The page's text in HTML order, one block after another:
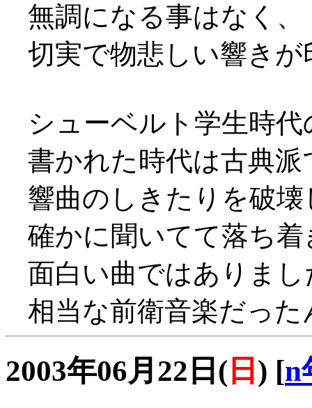
無調になる事はなく、
切実で物悲しい響き
シューベルト学生時代
書かれた時代は古典
響曲のしきたりを破
確かに聞いてて落ち
面白い曲ではありま
相当な前衛音楽だっ
2003年06月22日( 日 ) [n